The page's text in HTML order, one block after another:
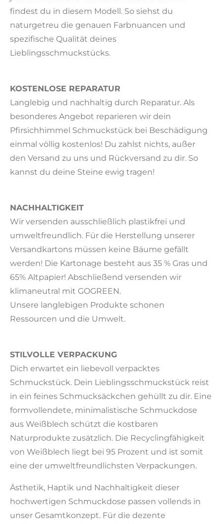
findest du in diesem Modell. So siehst du
naturgetreu die genauen Farbnuancen und
spezifische Qualität deines
Lieblingsschmuckstücks.
KOSTENLOSE REPARATUR
Langlebig und nachhaltig durch Reparatur. Als
besonderes Angebot reparieren wir dein
Pfirsichhimmel Schmuckstück bei Beschädigung
einmal völlig kostenlos! Du zahlst nichts, außer
den Versand zu uns und Rückversand zu dir. So
kannst du deine Steine ewig tragen!
NACHHALTIGKEIT
Wir versenden ausschließlich plastikfrei und
umweltfreundlich. Für die Herstellung unserer
Versandkartons müssen keine Bäume gefällt
werden! Die Kartonage besteht aus 35 % Gras und
65% Altpapier! Abschließend versenden wir
klimaneutral mit GOGREEN.
Unsere langlebigen Produkte schonen
Ressourcen und die Umwelt.
STILVOLLE VERPACKUNG
Dich erwartet ein liebevoll verpacktes
Schmuckstück. Dein Lieblingsschmuckstück reist
in ein feines Schmucksäckchen gehüllt zu dir. Eine
formvollendete, minimalistische Schmuckdose
aus Weißblech schützt die kostbaren
Naturprodukte zusätzlich. Die Recyclingfähigkeit
von Weißblech liegt bei 95 Prozent und ist somit
eine der umweltfreundlichsten Verpackungen.
Ästhetik, Haptik und Nachhaltigkeit dieser
hochwertigen Schmuckdose passen vollends in
unser Gesamtkonzept. Für die dezente